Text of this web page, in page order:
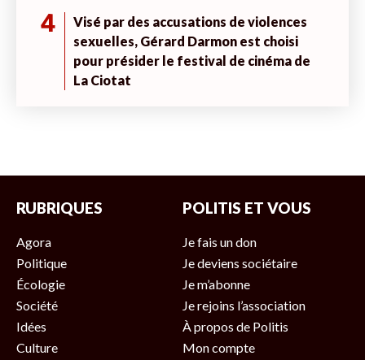
4
Visé par des accusations de violences
sexuelles, Gérard Darmon est choisi
pour présider le festival de cinéma de
La Ciotat
RUBRIQUES
Agora
Politique
Écologie
Société
Idées
Culture
POLITIS ET VOUS
Je fais un don
Je deviens sociétaire
Je m’abonne
Je rejoins l’association
À propos de Politis
Mon compte